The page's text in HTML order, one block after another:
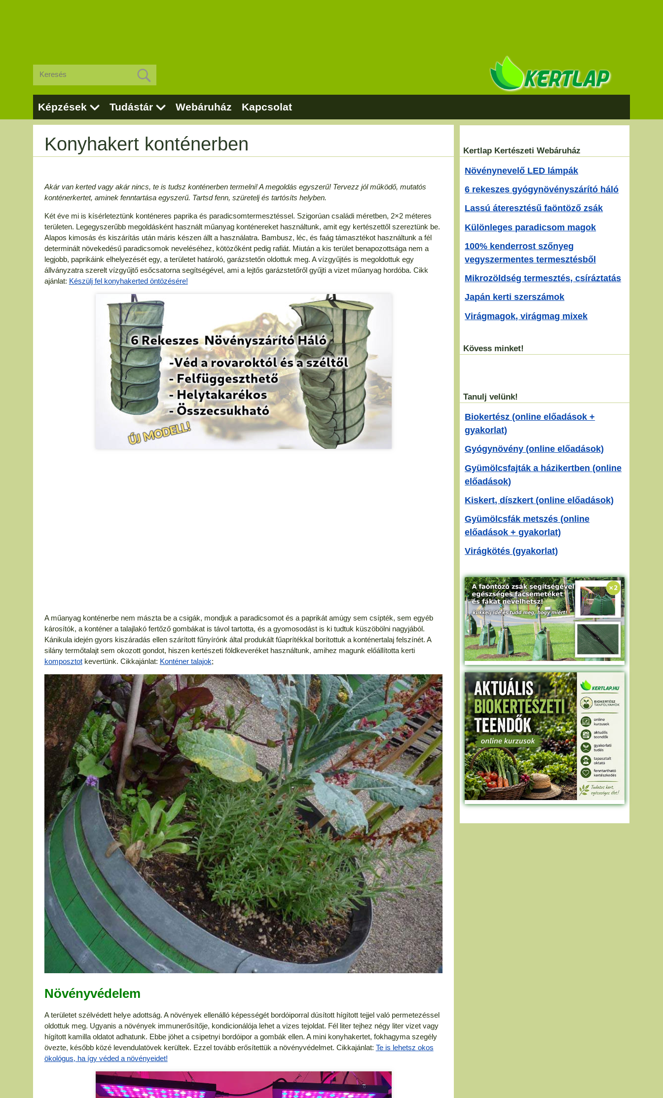
Képzések Tudástár Webáruház Kapcsolat
Konyhakert konténerben
Akár van kerted vagy akár nincs, te is tudsz konténerben termelni! A megoldás egyszerű! Tervezz jól működő, mutatós
konténerkertet, aminek fenntartása egyszerű. Tartsd fenn, szüretelj és tartósíts helyben.
Két éve mi is kísérleteztünk konténeres paprika és paradicsomtermesztéssel. Szigorúan családi méretben, 2×2 méteres
területen. Legegyszerűbb megoldásként használt műanyag konténereket használtunk, amit egy kertészettől szereztünk be.
Alapos kimosás és kiszárítás után máris készen állt a használatra. Bambusz, léc, és faág támasztékot használtunk a fél
determinált növekedésű paradicsomok neveléséhez, kötözőként pedig rafiát. Miután a kis terület benapozottsága nem a
legjobb, paprikáink elhelyezését egy, a területet határoló, garázstetőn oldottuk meg. A vízgyűjtés is megoldottuk egy
állványzatra szerelt vízgyűjtő esőcsatorna segítségével, ami a lejtős garázstetőről gyűjti a vizet műanyag hordóba. Cikk
ajánlat: Készülj fel konyhakerted öntözésére!
A műanyag konténerbe nem mászta be a csigák, mondjuk a paradicsomot és a paprikát amúgy sem csípték, sem egyéb
károsítók, a konténer a talajlakó fertőző gombákat is távol tartotta, és a gyomosodást is ki tudtuk küszöbölni nagyjából.
Kánikula idején gyors kiszáradás ellen szárított fűnyírónk által produkált fűaprítékkal borítottuk a konténertalaj felszínét. A
silány termőtalajt sem okozott gondot, hiszen kertészeti földkeveréket használtunk, amihez magunk előállította kerti
komposztotkevertünk. Cikkajánlat: Konténer talajok;
Növényvédelem
A területet szélvédett helye adottság. A növények ellenálló képességét bordóiporral dúsított hígított tejjel való permetezéssel
oldottuk meg. Ugyanis a növények immunerősítője, kondicionálója lehet a vizes tejoldat. Fél liter tejhez négy liter vizet vagy
hígított kamilla oldatot adhatunk. Ebbe jöhet a csipetnyi bordóipor a gombák ellen. A mini konyhakertet, fokhagyma szegély
övezte, később közé levendulatövek kerültek. Ezzel tovább erősítettük a növényvédelmet. Cikkajánlat: Te is lehetsz okos
ökológus, ha így véded a növényeidet!
Kertlap Kertészeti Webáruház
Növénynevelő LED lámpák
6 rekeszes gyógynövényszárító háló
Lassú áteresztésű faöntöző zsák
Különleges paradicsom magok
100% kenderrost szőnyeg
vegyszermentes termesztésből
Mikrozöldség termesztés, csíráztatás
Japán kerti szerszámok
Virágmagok, virágmag mixek
Kövess minket!
Tanulj velünk!
Biokertész (online előadások +
gyakorlat)
Gyógynövény (online előadások)
Gyümölcsfajták a házikertben (online
előadások)
Kiskert, díszkert (online előadások)
Gyümölcsfák metszés (online
előadások + gyakorlat)
Virágkötés (gyakorlat)